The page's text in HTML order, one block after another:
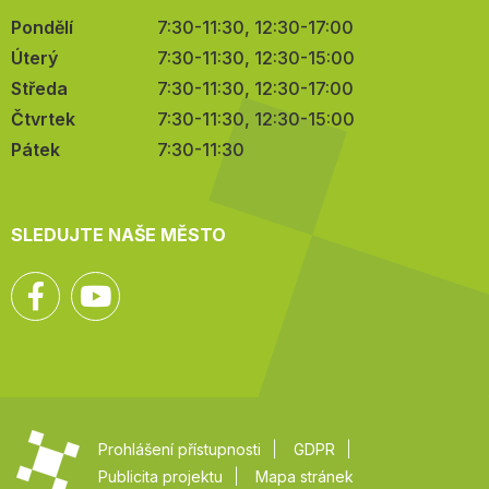
Pondělí
7:30-11:30, 12:30-17:00
Úterý
7:30-11:30, 12:30-15:00
Středa
7:30-11:30, 12:30-17:00
Čtvrtek
7:30-11:30, 12:30-15:00
Pátek
7:30-11:30
SLEDUJTE NAŠE MĚSTO
Facebook
Prohlášení přístupnosti
GDPR
Publicita projektu
Mapa stránek